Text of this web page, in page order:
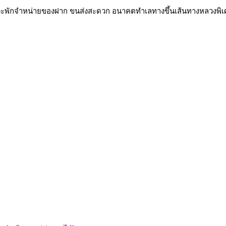
กจำหน่ายของฝาก ขนส่งสะดวก อนาคตทำเลทางขึ้นเส้นทางหลวงพิ